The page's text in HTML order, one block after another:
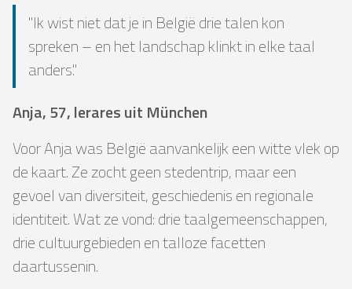
"Ik wist niet dat je in België drie talen kon
spreken – en het landschap klinkt in elke taal
anders."
Anja, 57, lerares uit München
Voor Anja was België aanvankelijk een witte vlek op
de kaart. Ze zocht geen stedentrip, maar een
gevoel van diversiteit, geschiedenis en regionale
identiteit. Wat ze vond: drie taalgemeenschappen,
drie cultuurgebieden en talloze facetten
daartussenin.